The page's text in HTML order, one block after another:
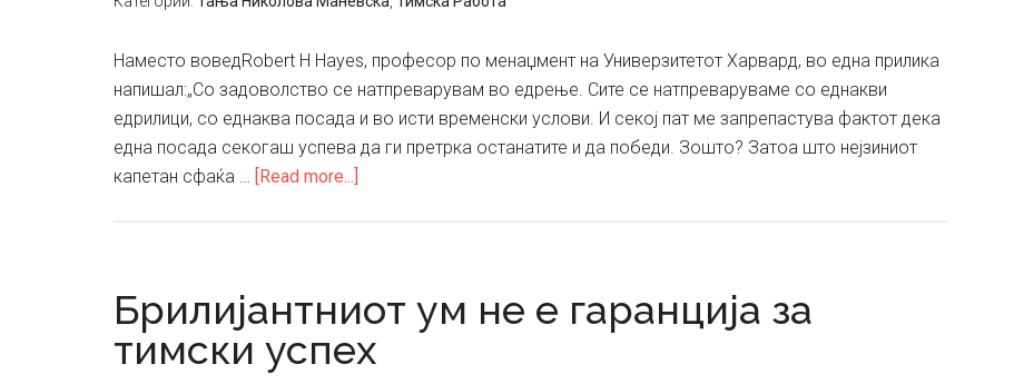
Наместо воведRobert H Hayes, професор по менаџмент на Универзитетот Харвард, во една прилика
напишал:„Со задоволство се натпреварувам во едрење. Сите се натпреваруваме со еднакви
едрилици, со еднаква посада и во исти временски услови. И секој пат ме запрепастува фактот дека
една посада секогаш успева да ги претрка останатите и да победи. Зошто? Затоа што нејзиниот
капетан сфаќа … [Read more...]
Брилијантниот ум не е гаранција за
тимски успех